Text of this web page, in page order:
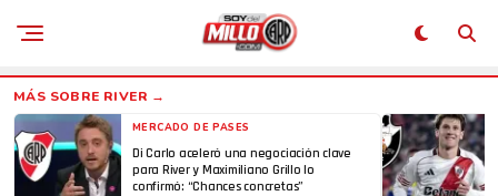
MERCADO DE PASES
Di Carlo aceleró una negociación clave
para River y Maximiliano Grillo lo
confirmó: “Chances concretas”